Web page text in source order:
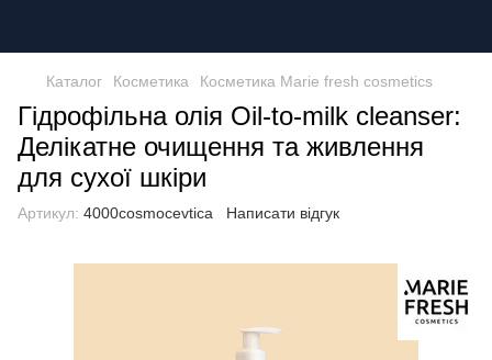
Каталог Косметика Косметика Marie fresh cosmetics
Гідрофільна олія Oil-to-milk cleanser:
Делікатне очищення та живлення
для сухої шкіри
Артикул: 4000cosmocevtica Написати відгук